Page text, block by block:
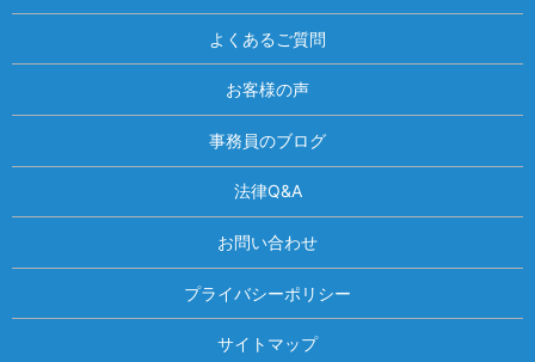
よくあるご質問
お客様の声
事務員のブログ
法律Q&A
お問い合わせ
プライバシーポリシー
サイトマップ